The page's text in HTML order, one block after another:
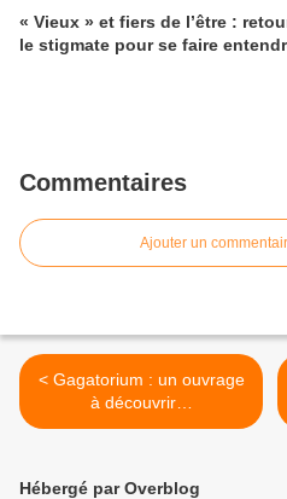
« Vieux » et fiers de l’être :
le stigmate pour se faire
Commentaires
Ajouter un
< Gagatorium : un ouvrage
à découvrir…
Hébergé par Overblog